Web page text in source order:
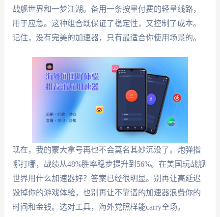
战舰世界和一梦江湖。备用一条按量付费的轻量线路，
用于应急。这种组合既保证了稳定性，又控制了成本。
记住，没有完美的加速器，只有最适合你使用场景的。
现在，我的蒙大拿号再也不会莫名其妙沉没了。炮弹指
哪打哪，战绩从48%胜率稳步提升到56%。在美国玩战舰
世界用什么加速器好？答案已经很明显。别再让高延迟
毁掉你的游戏体验，也别再让不靠谱的加速器浪费你的
时间和金钱。选对工具，海外党照样能carry全场。